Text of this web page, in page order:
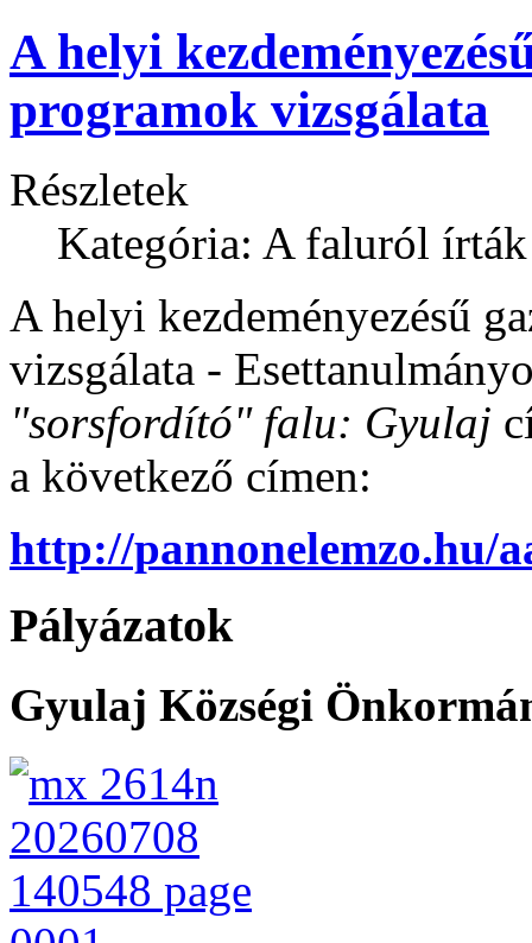
A helyi
programok vizsgálata
Részletek
Kategória: A faluról írták
A helyi kezdeményezésű
vizsgálata -
"sorsfordító" falu: Gyulaj
a következő címen:
http://pannonelemzo.hu/
Pályázatok
Gyulaj Községi